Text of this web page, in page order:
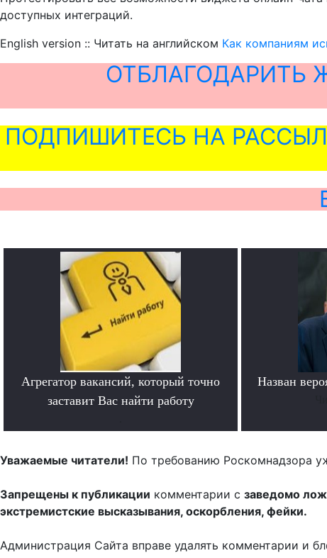
доступных интеграций.
English version :: Читать на английском Как компаниям
ОТБЛАГОДАРИТЬ
ПОДПИШИТЕСЬ НА
Агрегатор вакансий, который точно
заставит Вас найти работу
Назван
Уважаемые читатели! По требованию Роскомнадзора
Запрещены к публикации комментарии с заведомо
экстремистские высказывания, оскорбления, фейки.
Администрация Сайта вправе удалять комментарии и